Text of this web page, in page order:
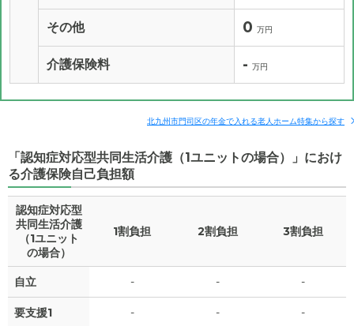
その他 0 万円
介護保険料 - 万円
北九州市門司区の年金で入れる老人ホーム特集から探す
「認知症対応型共同生活介護（1ユニットの場合）」におけ
る介護保険自己負担額
認知症対応型
共同生活介護
（1ユニット
の場合）
1割負担 2割負担 3割負担
自立 - - -
要支援1 - - -